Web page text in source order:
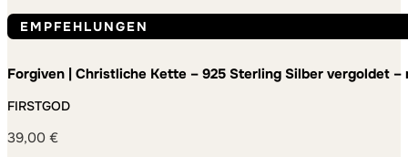
EMPFEHLUNGEN
Forgiven | Christliche Kette – 925 Sterling Silber vergoldet –
FIRSTGOD
39,00 €